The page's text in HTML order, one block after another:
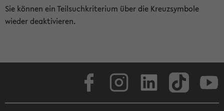
Sie können ein Teilsuchkriterium über die Kreuzsymbole
wieder deaktivieren.